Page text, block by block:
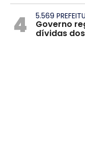
4 5.569
Governo
dívidas